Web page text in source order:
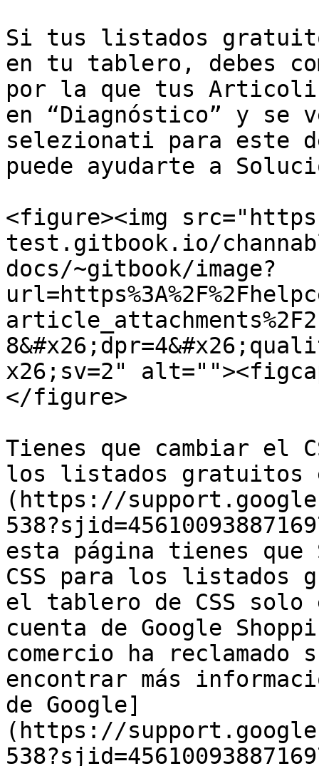
Si tus listados
en tu tablero, debes
por la que tus Articoli
en “Diagnóstico” y se
selezionati para este
puede ayudarte a
<figure><img
test.gitbook.io/
docs/~gitbook/image?
x26;sv=2"
</figure>
Tienes que cambiar el
los listados gratuitos
(https://
esta página tienes que
CSS para los listados
el tablero de CSS
cuenta de Google
comercio ha reclamado
encontrar más
de Google]
(https://